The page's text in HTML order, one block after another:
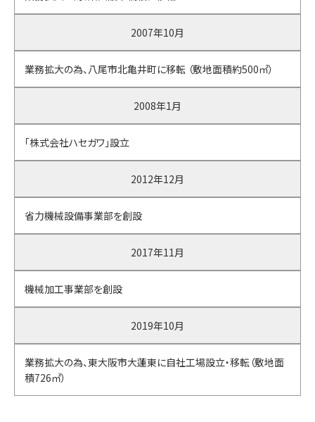
2007年10月
業務拡大の為、八尾市北亀井町に移転 （敷地面積約500㎡）
2008年1月
「株式会社ハセガワ」設立
2012年12月
省力機械設備事業部を創設
2017年11月
機械加工事業部を創設
2019年10月
業務拡大の為、東大阪市大蓮東に自社工場設立・移転（敷地面
積726㎡）